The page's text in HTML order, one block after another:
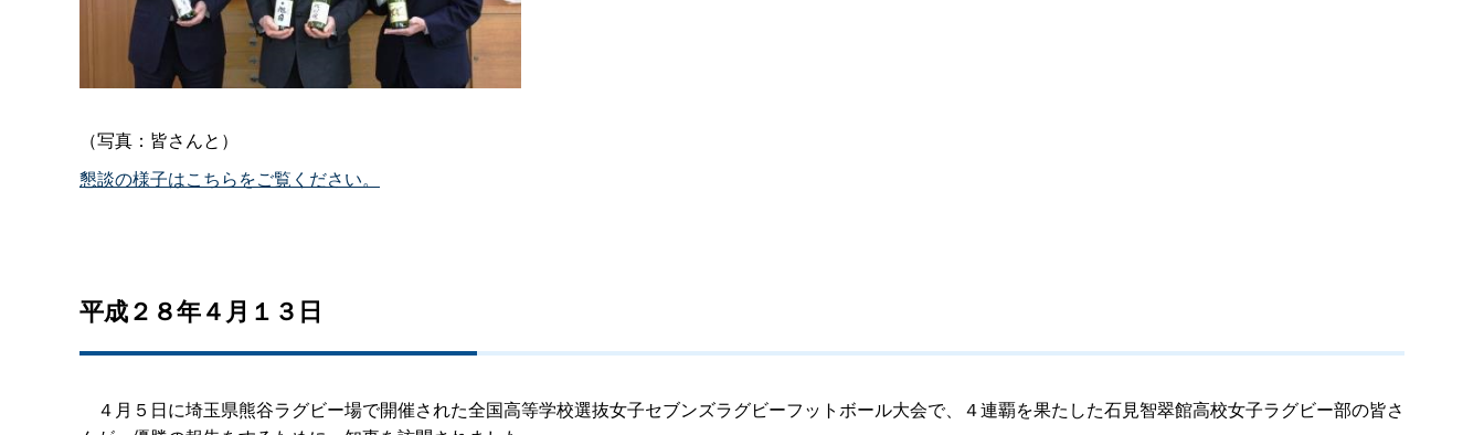
（写真：皆さんと）
懇談の様子はこちらをご覧ください。
平成２８年４月１３日
４月５日に埼玉県熊谷ラグビー場で開催された全国高等学校選抜女子セブンズラグビーフットボール大会で、４連覇を果たした石見智翠館高校女子ラグビー部の皆さ